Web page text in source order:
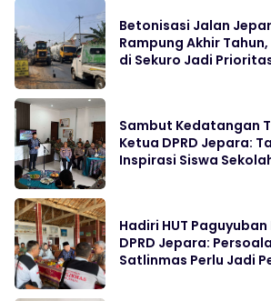
Betonisasi Jalan
Rampung Akhir
di Sekuro Jadi
Sambut Kedatangan
Ketua DPRD Jepara:
Inspirasi Siswa
Hadiri HUT
DPRD Jepara:
Satlinmas Perlu Jadi